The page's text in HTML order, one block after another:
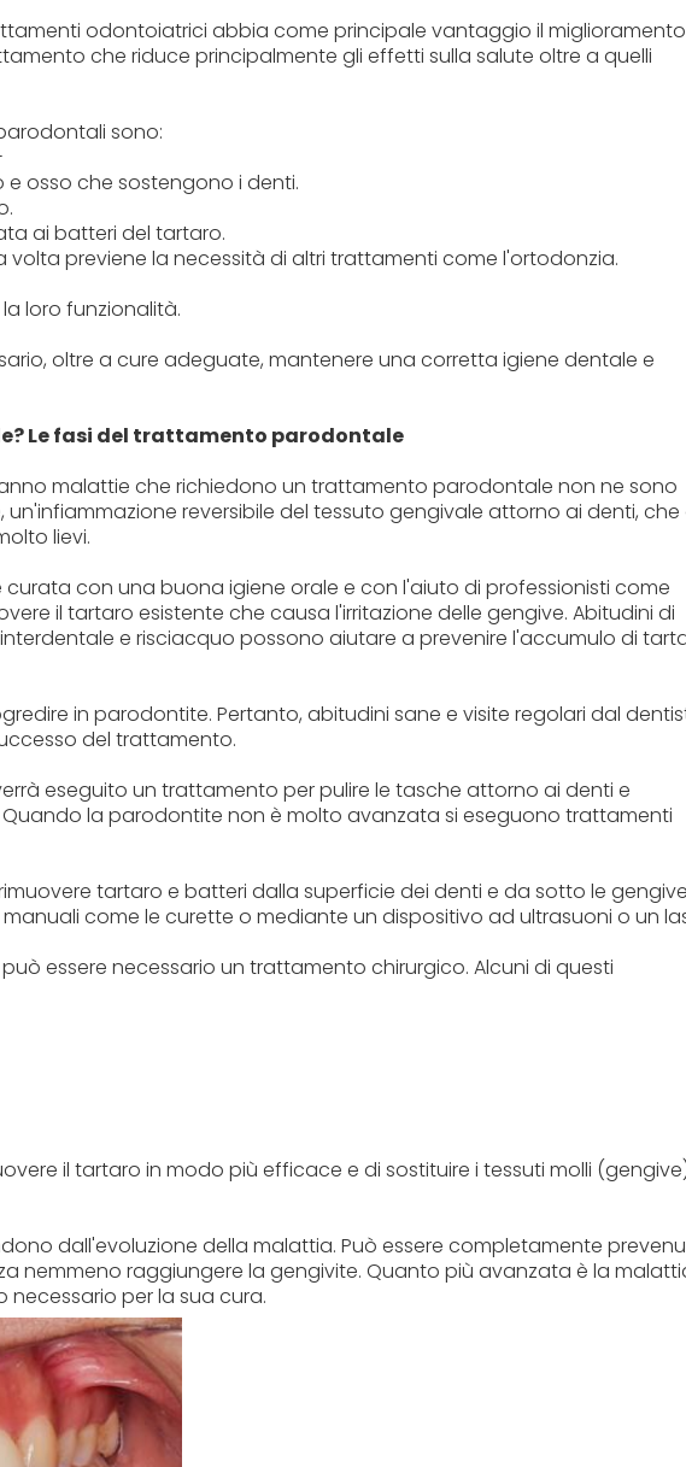
odontoiatrici abbia come principale vantaggio il miglioramento
che riduce principalmente gli effetti sulla salute oltre a quelli
sono:
osso che sostengono i denti.
ai batteri del tartaro.
previene la necessità di altri trattamenti come l'ortodonzia.
loro funzionalità.
oltre a cure adeguate, mantenere una corretta igiene dentale e
Le fasi del trattamento parodontale
malattie che richiedono un trattamento parodontale non ne sono
un'infiammazione reversibile del tessuto gengivale attorno ai denti, che
lievi.
con una buona igiene orale e con l'aiuto di professionisti come
il tartaro esistente che causa l'irritazione delle gengive. Abitudini di
e risciacquo possono aiutare a prevenire l'accumulo di
in parodontite. Pertanto, abitudini sane e visite regolari dal
del trattamento.
eseguito un trattamento per pulire le tasche attorno ai denti e
la parodontite non è molto avanzata si eseguono trattamenti
tartaro e batteri dalla superficie dei denti e da sotto le
come le curette o mediante un dispositivo ad ultrasuoni o un
essere necessario un trattamento chirurgico. Alcuni di questi
il tartaro in modo più efficace e di sostituire i tessuti molli
dall'evoluzione della malattia. Può essere completamente
nemmeno raggiungere la gengivite. Quanto più avanzata è la
per la sua cura.